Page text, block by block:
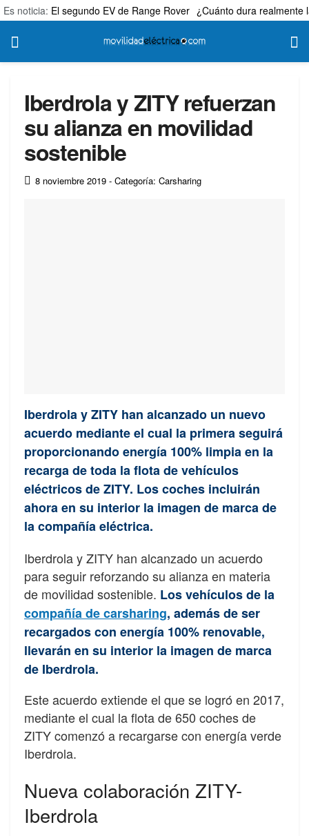
Es noticia: El segundo EV de Range Rover ¿Cuánto dura realmente
Iberdrola y ZITY refuerzan
su alianza en movilidad
sostenible
8 noviembre 2019 - Categoría: Carsharing
Iberdrola y ZITY han alcanzado un nuevo
acuerdo mediante el cual la primera seguirá
proporcionando energía 100% limpia en la
recarga de toda la flota de vehículos
eléctricos de ZITY. Los coches incluirán
ahora en su interior la imagen de marca de
la compañía eléctrica.
Iberdrola y ZITY han alcanzado un acuerdo
para seguir reforzando su alianza en materia
de movilidad sostenible. Los vehículos de la
compañía de carsharing, además de ser
recargados con energía 100% renovable,
llevarán en su interior la imagen de marca
de Iberdrola.
Este acuerdo extiende el que se logró en 2017,
mediante el cual la flota de 650 coches de
ZITY comenzó a recargarse con energía verde
Iberdrola.
Nueva colaboración ZITY-
Iberdrola